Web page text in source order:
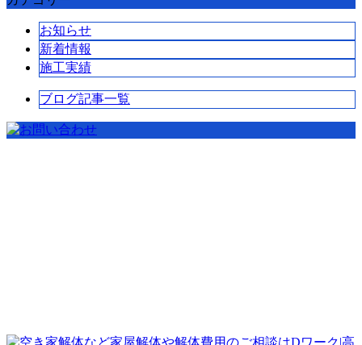
お知らせ
新着情報
施工実績
ブログ記事一覧